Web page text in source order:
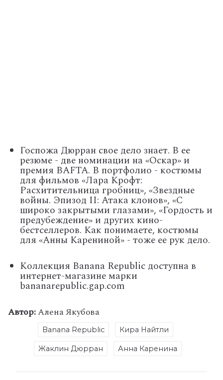
Госпожа Дюрран свое дело знает. В ее
резюме - две номинации на «Оскар» и
премия BAFTA. В портфолио - костюмы
для фильмов «Лара Крофт:
Расхитительница гробниц», «Звездные
войны. Эпизод II: Атака клонов», «С
широко закрытыми глазами», «Гордость и
предубеждение» и других кино-
бестселлеров. Как понимаете, костюмы
для «Анны Карениной» - тоже ее рук дело.
Коллекция Banana Republic доступна в
интернет-магазине марки
bananarepublic.gap.com
Автор:Алена Якубова
Banana Republic Кира Найтли
Жаклин Дюрран Анна Каренина